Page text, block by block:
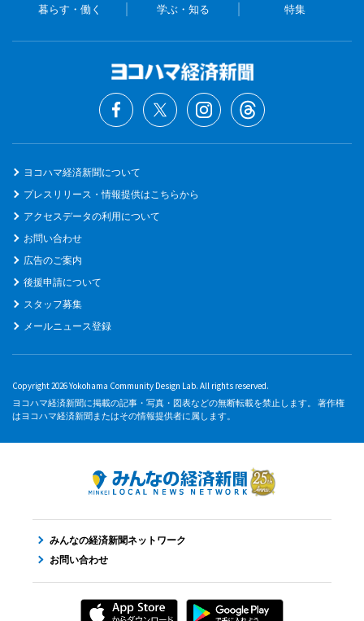
暮らす・働く 学ぶ・知る 特集
ヨコハマ経済新聞について
プレスリリース・情報提供はこちらから
アクセスデータの利用について
お問い合わせ
広告のご案内
後援申請について
スタッフ募集
メールニュース登録
Copyright 2026 Yokohama Community Design Lab. All rights reserved.
ヨコハマ経済新聞に掲載の記事・写真・図表などの無断転載を禁止します。 著作権
はヨコハマ経済新聞またはその情報提供者に属します。
みんなの経済新聞ネットワーク
お問い合わせ